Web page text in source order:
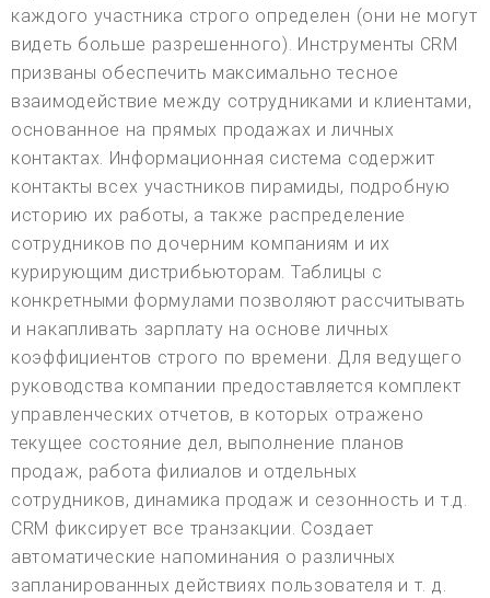
каждого участника строго определен (они не могут
видеть больше разрешенного). Инструменты CRM
призваны обеспечить максимально тесное
взаимодействие между сотрудниками и клиентами,
основанное на прямых продажах и личных
контактах. Информационная система содержит
контакты всех участников пирамиды, подробную
историю их работы, а также распределение
сотрудников по дочерним компаниям и их
курирующим дистрибьюторам. Таблицы с
конкретными формулами позволяют рассчитывать
и накапливать зарплату на основе личных
коэффициентов строго по времени. Для ведущего
руководства компании предоставляется комплект
управленческих отчетов, в которых отражено
текущее состояние дел, выполнение планов
продаж, работа филиалов и отдельных
сотрудников, динамика продаж и сезонность и т.д.
CRM фиксирует все транзакции. Создает
автоматические напоминания о различных
запланированных действиях пользователя и т. д.